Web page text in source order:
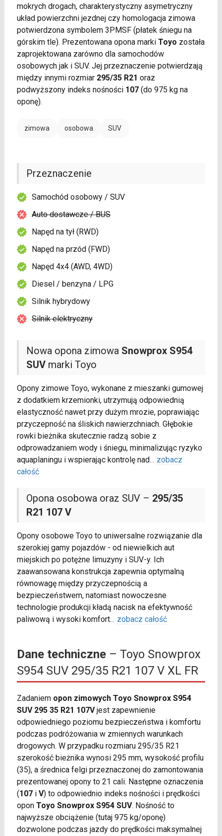
mokrych drogach, charakterystyczny asymetryczny
układ powierzchni jezdnej czy homologacja zimowa
potwierdzona symbolem 3PMSF (płatek śniegu na
górskim tle). Prezentowana opona marki Toyo została
zaprojektowana zarówno dla samochodów
osobowych jak i SUV. Jej przeznaczenie potwierdzają
między innymi rozmiar 295/35 R21 oraz
podwyższony indeks nośności 107(do 975 kg na
oponę).
zimowa osobowa SUV
Nowa opona zimowa Snowprox S954
SUVmarki Toyo
Opony zimowe Toyo, wykonane z mieszanki gumowej
z dodatkiem krzemionki, utrzymują odpowiednią
elastyczność nawet przy dużym mrozie, poprawiając
przyczepność na śliskich nawierzchniach. Głębokie
rowki bieżnika skutecznie radzą sobie z
odprowadzaniem wody i śniegu, minimalizując ryzyko
aquaplaningu i wspierając kontrolę nad... zobacz
całość
Opona osobowa oraz SUV – 295/35
R21 107 V
Opony osobowe Toyo to uniwersalne rozwiązanie dla
szerokiej gamy pojazdów - od niewielkich aut
miejskich po potężne limuzyny i SUV-y. Ich
zaawansowana konstrukcja zapewnia optymalną
równowagę między przyczepnością a
bezpieczeństwem, natomiast nowoczesne
technologie produkcji kładą nacisk na efektywność
paliwową i wysoki komfort... zobacz całość
Przeznaczenie
Samochód osobowy / SUV
Auto dostawcze / BUS
Napęd na tył (RWD)
Napęd na przód (FWD)
Napęd 4x4 (AWD, 4WD)
Diesel / benzyna / LPG
Silnik hybrydowy
Silnik elektryczny
Dane techniczne– Toyo Snowprox
S954 SUV 295/35 R21 107 V XL FR
Zadaniem opon zimowych Toyo Snowprox S954
SUV 295 35 R21 107Vjest zapewnienie
odpowiedniego poziomu bezpieczeństwa i komfortu
podczas podróżowania w zmiennych warunkach
drogowych. W przypadku rozmiaru 295/35 R21
szerokość bieżnika wynosi 295 mm, wysokość profilu
(35), a średnica felgi przeznaczonej do zamontowania
prezentowanej opony to 21 cali. Następne oznaczenia
(107i V) to odpowiednio indeks nośności i prędkości
opon Toyo Snowprox S954 SUV. Nośność to
najwyższe obciążenie (tutaj 975 kg/oponę)
dozwolone podczas jazdy do prędkości maksymalnej